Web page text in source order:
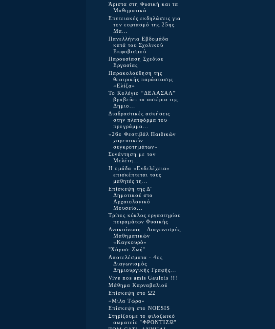
Άριστα στη Φυσική και τα
Μαθηματικά
Επετειακές εκδηλώσεις για
τον εορτασμό της 25ης
Μα...
Πανελλήνια Εβδομάδα
κατά του Σχολικού
Εκφοβισμού
Παρουσίαση Σχεδίου
Εργασίας
Παρακολούθηση της
θεατρικής παράστασης
«Ελίζα»
Το Κολέγιο “ΔΕΛΑΣΑΛ”
βραβεύει τα αστέρια της
Δημιο...
Διαδραστικές ασκήσεις
στην πλατφόρμα του
προγράμμα...
«26ο Φεστιβάλ Παιδικών
χορευτικών
συγκροτημάτων»
Συνάντηση με τον
Μελέτη…
Η ομάδα «Ενδελέχεια»
επισκέπτεται τους
μαθητές τη...
Επίσκεψη της Δ'
Δημοτικού στο
Αρχαιολογικό
Μουσείο...
Τρίτος κύκλος εργαστηρίου
πειραμάτων Φυσικής
Ανακοίνωση - Διαγωνισμός
Μαθηματικών
«Καγκουρό»
"Χάρισε Ζωή"
Αποτελέσματα - 4ος
Διαγωνισμός
Δημιουργικής Γραφής...
Vive nos amis Gaulois !!!
Μάθημα Καρναβαλιού
Επίσκεψη στο Ω2
«Μίλα Τώρα»
Επίσκεψη στο NOESIS
Στηρίζουμε το φιλοζωικό
σωματείο "ΦΡΟΝΤΙΖΩ"